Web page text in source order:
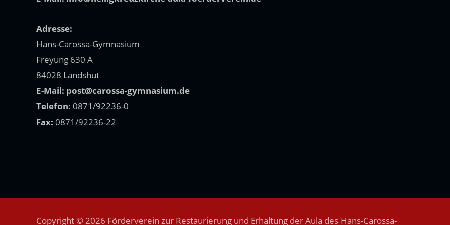
Adresse:
Hans-Carossa-Gymnasium
Freyung 630 A
84028 Landshut
E-Mail: post@carossa-gymnasium.de
Telefon: 0871/92236-0
Fax: 0871/92236-22
Copyright © 2026 Förderverein zur Restaurierung und Erhaltung der Aula des Hans-Carossa-